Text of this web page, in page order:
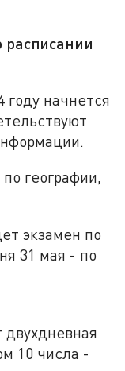
расписании
году начнется
географии,
экзамен по
31 мая - по
10 числа -